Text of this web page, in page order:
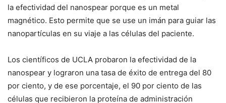
la efectividad del nanospear porque es un metal
magnético. Esto permite que se use un imán para guiar las
nanopartículas en su viaje a las células del paciente.
Los científicos de UCLA probaron la efectividad de la
nanospear y lograron una tasa de éxito de entrega del 80
por ciento, y de ese porcentaje, el 90 por ciento de las
células que recibieron la proteína de administración